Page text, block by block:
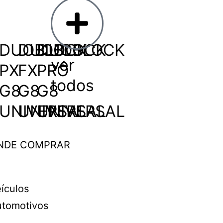
DUOBLOCK
FX
G8
UNIVERSAL
DUOBLOCK
PRÓ
G8
UNIVERSAL
ver
todos
COMPRAR